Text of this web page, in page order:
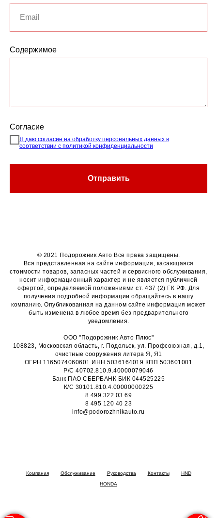
Содержимое
Согласие
Я даю согласие на обработку персональных данных в
соответствии с политикой конфиденциальности
Отправить
© 2021 Подорожник Авто Все права защищены.
Вся представленная на сайте информация, касающаяся
стоимости товаров, запасных частей и сервисного обслуживания,
носит информационный характер и не является публичной
офертой, определяемой положениями ст. 437 (2) ГК РФ. Для
получения подробной информации обращайтесь в нашу
компанию. Опубликованная на данном сайте информация может
быть изменена в любое время без предварительного
уведомления.
ООО "Подорожник Авто Плюс"
108823, Московская область, г. Подольск, ул. Профсоюзная, д.1,
очистные сооружения литера Я, Я1
ОГРН 1165074060601 ИНН 5036164019 КПП 503601001
Р/С 40702.810.9.40000079046
Банк ПАО СБЕРБАНК БИК 044525225
К/С 30101.810.4.00000000225
8 499 322 03 69
8 495 120 40 23
info@podorozhnikauto.ru
Компания Обслуживание Руководства Контакты
HND
HONDA